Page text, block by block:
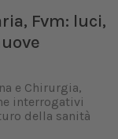
Fvm: luci,
e Chirurgia,
interrogativi
della sanità